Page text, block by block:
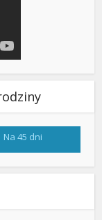
Na 45 dni